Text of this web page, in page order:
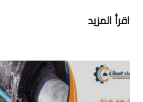
اقرأ المزيد